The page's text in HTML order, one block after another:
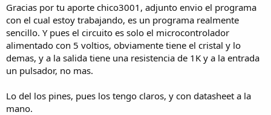
Gracias por tu aporte chico3001, adjunto envio el programa
con el cual estoy trabajando, es un programa realmente
sencillo. Y pues el circuito es solo el microcontrolador
alimentado con 5 voltios, obviamente tiene el cristal y lo
demas, y a la salida tiene una resistencia de 1K y a la entrada
un pulsador, no mas.
Lo del los pines, pues los tengo claros, y con datasheet a la
mano.